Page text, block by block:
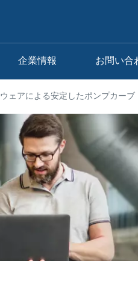
企業情報 お問い
ェアによる安定したポンプカーブ